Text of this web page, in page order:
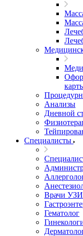
Анализы
Дневной
Специалисты
Врачи УЗИ
Гематолог